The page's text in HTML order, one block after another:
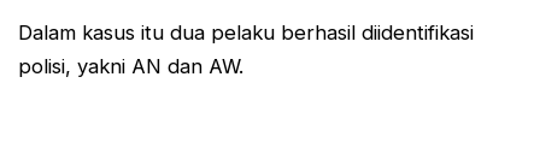
Dalam kasus itu dua pelaku berhasil diidentifikasi
polisi, yakni AN dan AW.